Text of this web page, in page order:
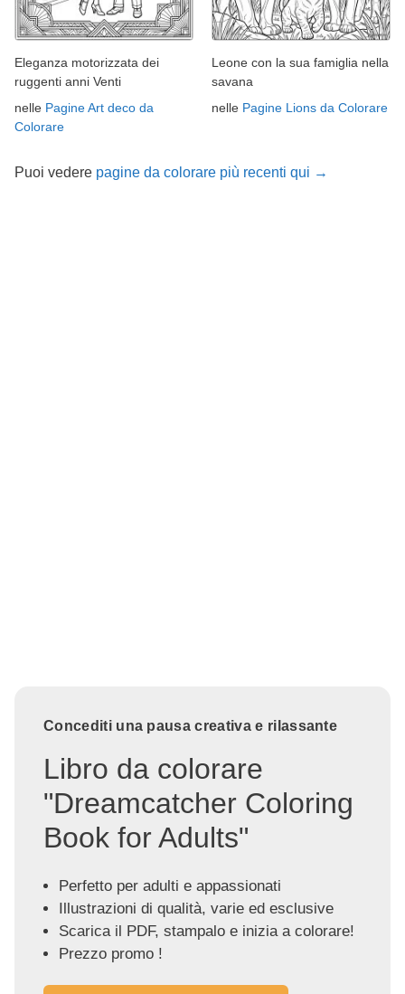
Eleganza motorizzata dei
ruggenti anni Venti
nelle Pagine Art deco da
Colorare
Leone con la sua famiglia nella
savana
nelle Pagine Lions da Colorare
Puoi vedere pagine da colorare più recenti qui →
Concediti una pausa creativa e rilassante
Libro da colorare
"Dreamcatcher Coloring
Book for Adults"
Perfetto per adulti e appassionati
Illustrazioni di qualità, varie ed esclusive
Scarica il PDF, stampalo e inizia a colorare!
Prezzo promo !